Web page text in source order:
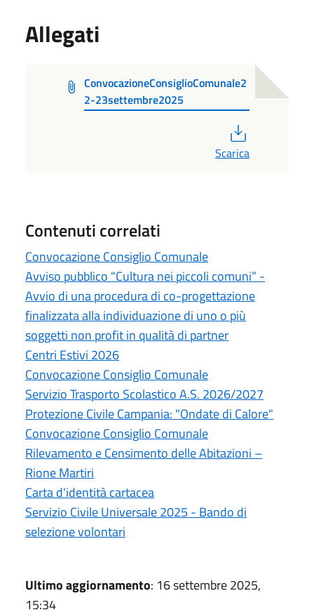
Allegati
ConvocazioneConsiglioComunale2
2-23settembre2025
Scarica
Contenuti correlati
Convocazione Consiglio Comunale
Avviso pubblico "Cultura nei piccoli comuni” -
Avvio di una procedura di co-progettazione
finalizzata alla individuazione di uno o più
soggetti non profit in qualità di partner
Centri Estivi 2026
Convocazione Consiglio Comunale
Servizio Trasporto Scolastico A.S. 2026/2027
Protezione Civile Campania: "Ondate di Calore"
Convocazione Consiglio Comunale
Rilevamento e Censimento delle Abitazioni –
Rione Martiri
Carta d'identità cartacea
Servizio Civile Universale 2025 - Bando di
selezione volontari
Ultimo aggiornamento: 16 settembre 2025,
15:34